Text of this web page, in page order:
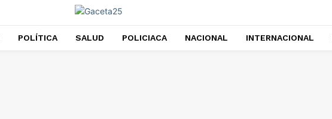
POLÍTICA SALUD POLICIACA NACIONAL INTERNACIONAL